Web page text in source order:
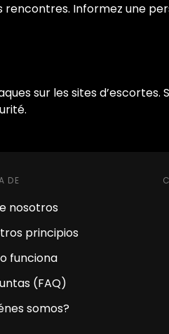
rencontres. Informez une
sur les sites
DE
nosotros
principios
funciona
(FAQ)
somos?